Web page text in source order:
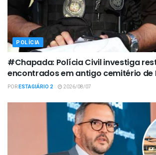
POLÍCIA
#Chapada: Polícia Civil investiga
encontrados em antigo cemitério de
PORESTAGIÁRIO 2 2026/08/07